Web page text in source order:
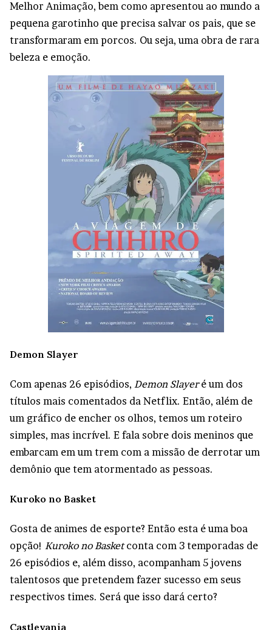
Melhor Animação, bem como apresentou ao mundo a
pequena garotinho que precisa salvar os pais, que se
transformaram em porcos. Ou seja, uma obra de rara
beleza e emoção.
Demon Slayer
Com apenas 26 episódios, Demon Slayeré um dos
títulos mais comentados da Netflix. Então, além de
um gráfico de encher os olhos, temos um roteiro
simples, mas incrível. E fala sobre dois meninos que
embarcam em um trem com a missão de derrotar um
demônio que tem atormentado as pessoas.
Kuroko no Basket
Gosta de animes de esporte? Então esta é uma boa
opção! Kuroko no Basketconta com 3 temporadas de
26 episódios e, além disso, acompanham 5 jovens
talentosos que pretendem fazer sucesso em seus
respectivos times. Será que isso dará certo?
Castlevania